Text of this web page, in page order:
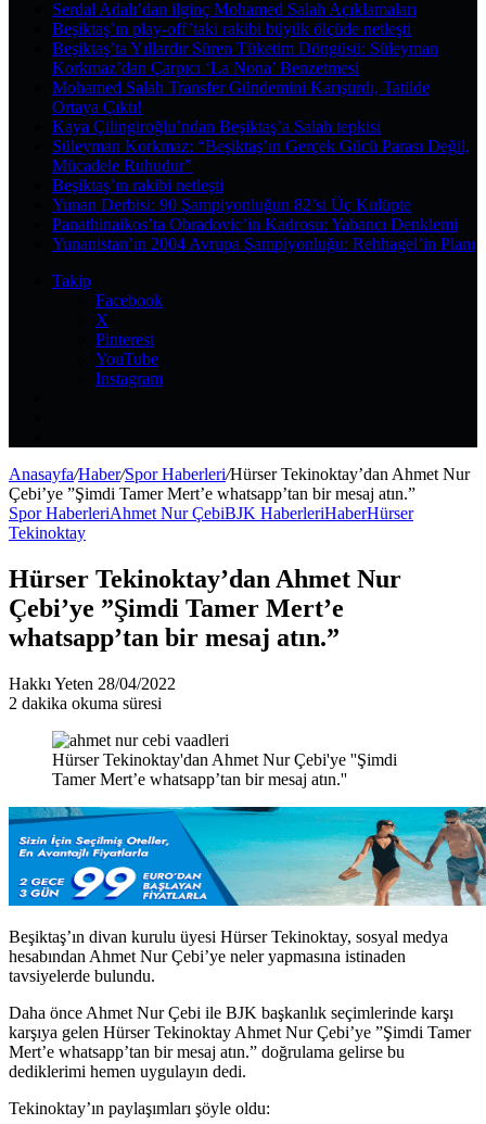
Serdal Adalı’dan ilginç Mohamed Salah Açıklamaları
Beşiktaş’ın play-off’taki rakibi büyük ölçüde netleşti
Beşiktaş’ta Yıllardır Süren Tüketim Döngüsü: Süleyman
Korkmaz’dan Çarpıcı ‘La Nona’ Benzetmesi
Mohamed Salah Transfer Gündemini Karıştırdı, Tatilde
Ortaya Çıktı!
Kaya Çilingiroğlu’ndan Beşiktaş’a Salah tepkisi
Süleyman Korkmaz: “Beşiktaş’ın Gerçek Gücü Parası Değil,
Mücadele Ruhudur”
Beşiktaş’ın rakibi netleşti
Yunan Derbisi: 90 Şampiyonluğun 82’si Üç Kulüpte
Panathinaikos’ta Obradovic’in Kadrosu: Yabancı Denklemi
Yunanistan’ın 2004 Avrupa Şampiyonluğu: Rehhagel’in Planı
Takip
Facebook
X
Pinterest
YouTube
Instagram
Anasayfa/Haber/Spor Haberleri/Hürser Tekinoktay’dan Ahmet Nur
Çebi’ye ”Şimdi Tamer Mert’e whatsapp’tan bir mesaj atın.”
Spor HaberleriAhmet Nur ÇebiBJK HaberleriHaberHürser
Tekinoktay
Hürser Tekinoktay’dan Ahmet Nur
Çebi’ye ”Şimdi Tamer Mert’e
whatsapp’tan bir mesaj atın.”
Hakkı Yeten Bir
e-
göndermek
28/04/2022
2 dakika okuma süresi
Hürser Tekinoktay'dan Ahmet Nur Çebi'ye ''Şimdi
Tamer Mert’e whatsapp’tan bir mesaj atın.''
Beşiktaş’ın divan kurulu üyesi Hürser Tekinoktay, sosyal medya
hesabından Ahmet Nur Çebi’ye neler yapmasına istinaden
tavsiyelerde bulundu.
Daha önce Ahmet Nur Çebi ile BJK başkanlık seçimlerinde karşı
karşıya gelen Hürser Tekinoktay Ahmet Nur Çebi’ye ”Şimdi Tamer
Mert’e whatsapp’tan bir mesaj atın.” doğrulama gelirse bu
dediklerimi hemen uygulayın dedi.
Tekinoktay’ın paylaşımları şöyle oldu: